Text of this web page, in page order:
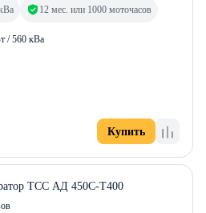
/ 560 кВа
12 мес. или 1000 моточасов
Купить
ТСС АД 450С-Т400